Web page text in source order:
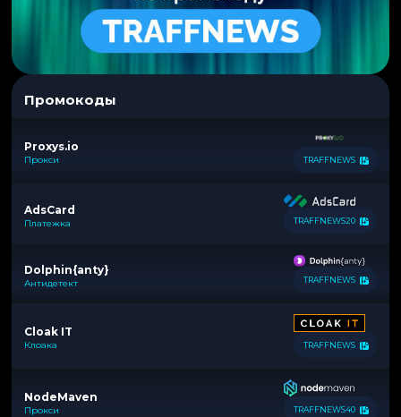
Промокоды
Proxys.io
Прокси TRAFFNEWS
AdsCard
Платежка TRAFFNEWS20
Dolphin{anty}
Антидетект TRAFFNEWS
Cloak IT
Клоака TRAFFNEWS
NodeMaven
Прокси TRAFFNEWS40